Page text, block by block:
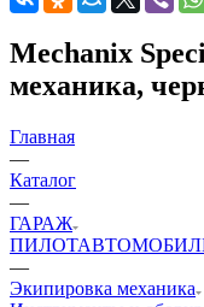
Mechanix
механика,
Главная
—
Каталог
—
ГАРАЖ
ПИЛОТ
—
Экипировка механика